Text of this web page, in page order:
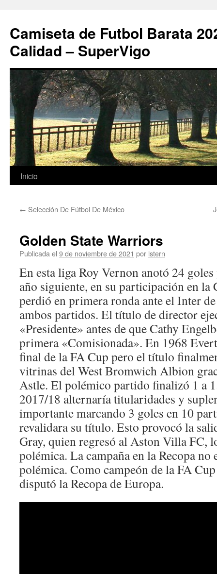
Camiseta de Futbol Barata
Calidad – SuperVigo
Saltar
contenido
Inicio
← Selección De Fútbol De México
Golden State Warriors
Publicada el 9 de noviembre de 2021 por istern
En esta liga Roy Vernon anotó 24
año siguiente, en su participación en la
perdió en primera ronda ante el Inter
ambos partidos. El título de director
«Presidente» antes de que Cathy
primera «Comisionada». En 1968
final de la FA Cup pero el título
vitrinas del West Bromwich Albion
Astle. El polémico partido finalizó 1 a
2017/18 alternaría titularidades y
importante marcando 3 goles en 10
revalidara su título. Esto provocó la
Gray, quien regresó al Aston Villa FC,
polémica. La campaña en la Recopa no
polémica. Como campeón de la FA
disputó la Recopa de Europa.